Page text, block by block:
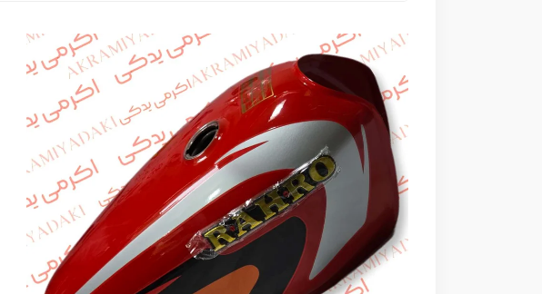
خریدتو به 5میلیون برسون،ارسالت‌رایگانه